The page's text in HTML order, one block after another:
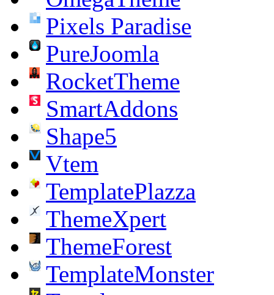
Pixels Paradise
PureJoomla
RocketTheme
SmartAddons
Shape5
Vtem
TemplatePlazza
ThemeXpert
ThemeForest
TemplateMonster